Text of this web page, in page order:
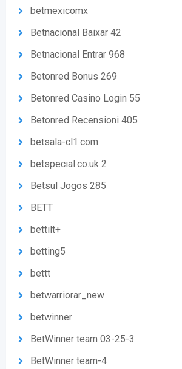
betmexicomx
Betnacional Baixar 42
Betnacional Entrar 968
Betonred Bonus 269
Betonred Casino Login 55
Betonred Recensioni 405
betsala-cl1.com
betspecial.co.uk 2
Betsul Jogos 285
BETT
bettilt+
betting5
bettt
betwarriorar_new
betwinner
BetWinner team 03-25-3
BetWinner team-4